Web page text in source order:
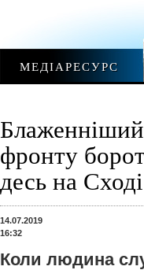
МЕДІАРЕСУРС
фронту
десь на
14.07.2019
16:32
Коли людина